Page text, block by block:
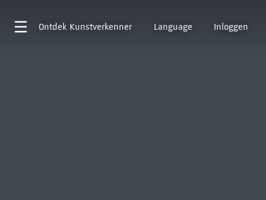
Ontdek Kunstverkenner Language Inloggen